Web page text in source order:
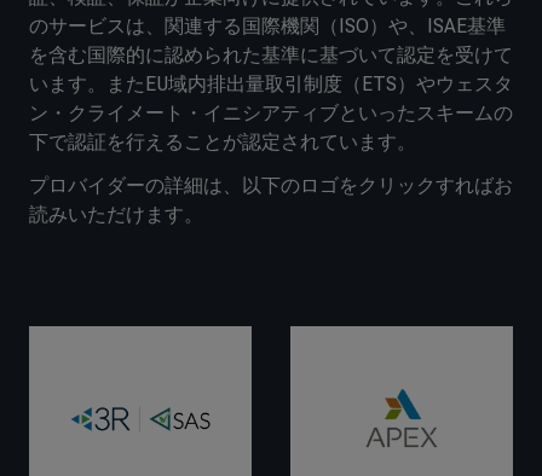
のサービスは、関連する国際機関（ISO）や、ISAE基準
を含む国際的に認められた基準に基づいて認定を受けて
います。またEU域内排出量取引制度（ETS）やウェスタ
ン・クライメート・イニシアティブといったスキームの
下で認証を行えることが認定されています。
プロバイダーの詳細は、以下のロゴをクリックすればお
読みいただけます。